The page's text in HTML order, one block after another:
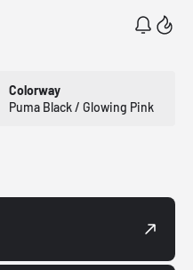
Colorway
Puma Black / Glowing Pink